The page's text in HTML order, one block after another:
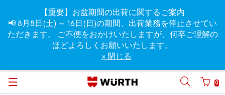
0
【重要】お盆期間の出荷に関するご案内
📢 8月8日(土) ～ 16日(日)の期間、出荷業務を停止させてい
ただきます。 ご不便をおかけいたしますが、何卒ご理解の
ほどよろしくお願いいたします。
× 閉じる